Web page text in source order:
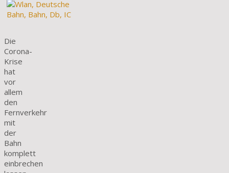
Die
Corona-
Krise
hat
vor
allem
den
Fernverkehr
mit
der
Bahn
komplett
einbrechen